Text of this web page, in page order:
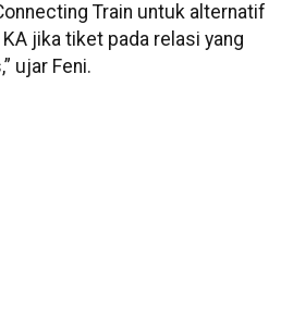
Train untuk alternatif
jika tiket pada relasi yang
ujar Feni.